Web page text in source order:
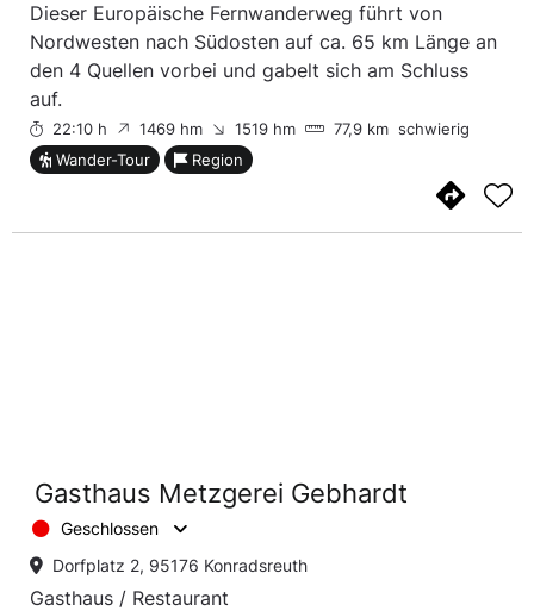
Dieser Europäische Fernwanderweg führt von
Nordwesten nach Südosten auf ca. 65 km Länge an
den 4 Quellen vorbei und gabelt sich am Schluss
auf.
22:10 h 1469 hm 1519 hm 77,9 km schwierig
Wander-Tour Region
Gasthaus Metzgerei Gebhardt
Geschlossen
Dorfplatz 2, 95176 Konradsreuth
Gasthaus / Restaurant